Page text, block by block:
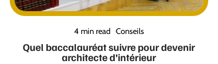
4 min read Conseils
Quel baccalauréat suivre pour devenir
architecte d’intérieur